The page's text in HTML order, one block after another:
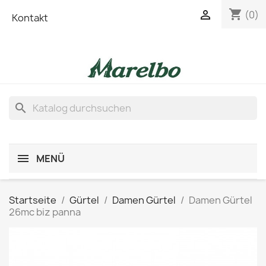
Kontakt shopping_cart (0)

search
MENÜ
Startseite Gürtel Damen Gürtel
Damen Gürtel
26mc biz panna